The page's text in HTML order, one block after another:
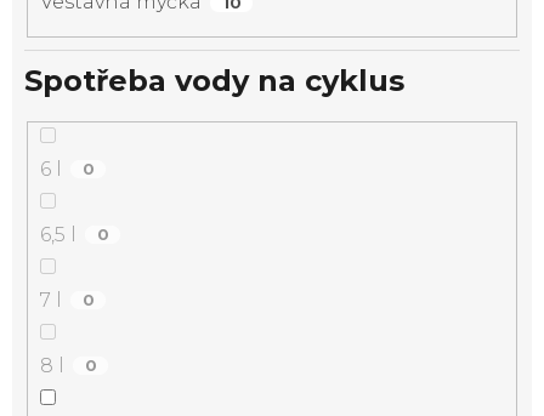
Spotřeba vody na cyklus
6 l 0
6,5 l 0
7 l 0
8 l 0